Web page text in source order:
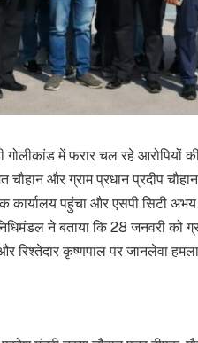
गोलीकांड में फरार चल रहे आरोपियों
चौहान और ग्राम प्रधान प्रदीप
कार्यालय पहुंचा और एसपी सिटी
ने बताया कि 28 जनवरी को
रिश्तेदार कृष्णपाल पर जानलेवा